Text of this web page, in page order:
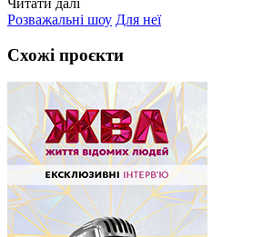
Розважальні шоу Для неї
Схожі проєкти